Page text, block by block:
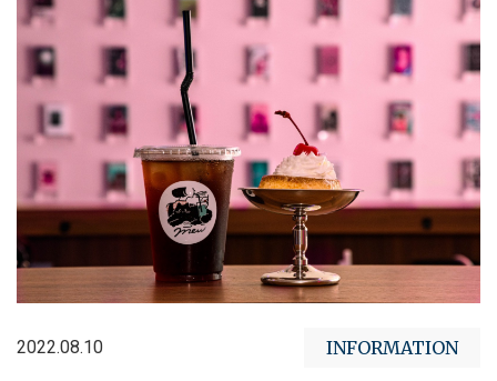
2022.08.10 INFORMATION